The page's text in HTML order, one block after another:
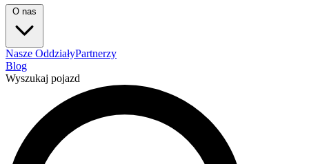
O nas
Nasze OddziałyPartnerzy
Blog
Wyszukaj pojazd